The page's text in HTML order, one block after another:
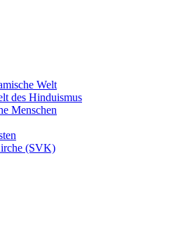
Welt
des Hinduismus
Menschen
(SVK)